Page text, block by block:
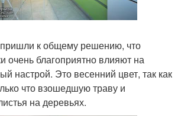
к общему решению, что
очень благоприятно влияют на
настрой. Это весенний цвет, так как
что взошедшую траву и
на деревьях.